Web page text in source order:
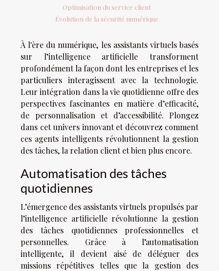
Optimisation du service client
Évolution de la sécurité numérique
À l'ère du numérique, les assistants virtuels basés
sur l’intelligence artificielle transforment
profondément la façon dont les entreprises et les
particuliers interagissent avec la technologie.
Leur intégration dans la vie quotidienne offre des
perspectives fascinantes en matière d’efficacité,
de personnalisation et d’accessibilité. Plongez
dans cet univers innovant et découvrez comment
ces agents intelligents révolutionnent la gestion
des tâches, la relation client et bien plus encore.
Automatisation des tâches
quotidiennes
L’émergence des assistants virtuels propulsés par
l’intelligence artificielle révolutionne la gestion
des tâches quotidiennes professionnelles et
personnelles. Grâce à l’automatisation
intelligente, il devient aisé de déléguer des
missions répétitives telles que la gestion des